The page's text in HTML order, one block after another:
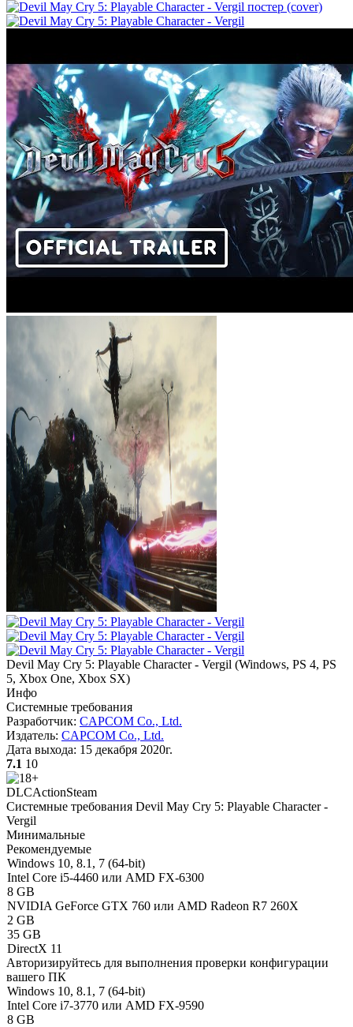
Devil May Cry 5: Playable Character - Vergil (Windows, PS 4, PS
5, Xbox One, Xbox SX)
Инфо
Системные требования
Разработчик: CAPCOM Co., Ltd.
Издатель: CAPCOM Co., Ltd.
Дата выхода: 15 декабря 2020г.
7.1 10
DLCActionSteam
Системные требования Devil May Cry 5: Playable Character -
Vergil
Минимальные
Рекомендуемые
Windows 10, 8.1, 7 (64-bit)
Intel Core i5-4460 или AMD FX-6300
8 GB
NVIDIA GeForce GTX 760 или AMD Radeon R7 260X
2 GB
35 GB
DirectX 11
Авторизируйтесь для выполнения проверки конфигурации
вашего ПК
Windows 10, 8.1, 7 (64-bit)
Intel Core i7-3770 или AMD FX-9590
8 GB